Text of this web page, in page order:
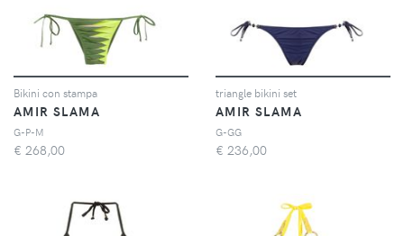
Bikini con stampa
AMIR SLAMA
G-P-M
€ 268,00
triangle bikini set
AMIR SLAMA
G-GG
€ 236,00